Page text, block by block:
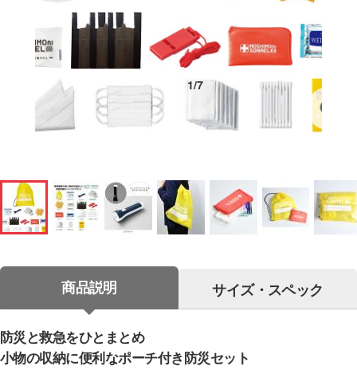
1/7
商品説明 サイズ・スペック
防災と救急をひとまとめ
小物の収納に便利なポーチ付き防災セット